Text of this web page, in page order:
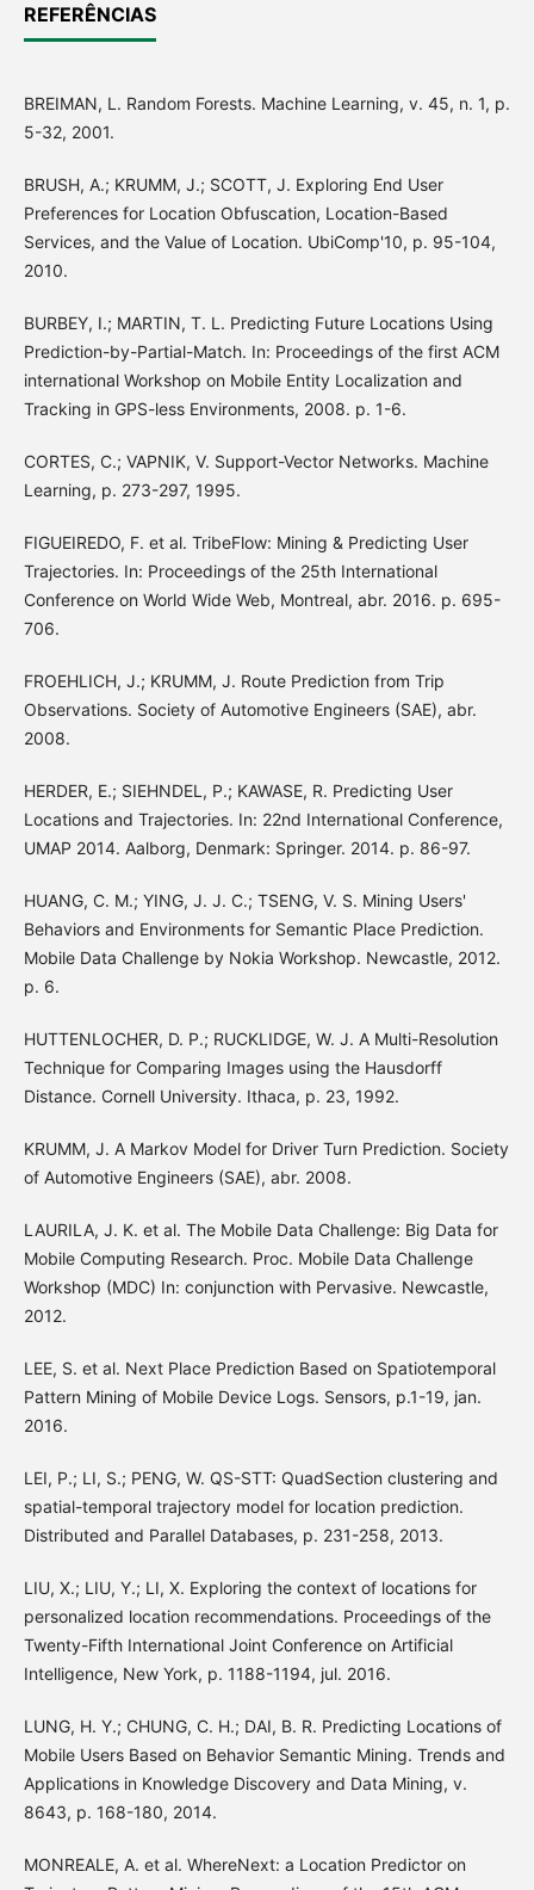
REFERÊNCIAS
BREIMAN, L. Random Forests. Machine Learning, v. 45, n. 1, p.
5-32, 2001.
BRUSH, A.; KRUMM, J.; SCOTT, J. Exploring End User
Preferences for Location Obfuscation, Location-Based
Services, and the Value of Location. UbiComp'10, p. 95-104,
2010.
BURBEY, I.; MARTIN, T. L. Predicting Future Locations Using
Prediction-by-Partial-Match. In: Proceedings of the first ACM
international Workshop on Mobile Entity Localization and
Tracking in GPS-less Environments, 2008. p. 1-6.
CORTES, C.; VAPNIK, V. Support-Vector Networks. Machine
Learning, p. 273-297, 1995.
FIGUEIREDO, F. et al. TribeFlow: Mining & Predicting User
Trajectories. In: Proceedings of the 25th International
Conference on World Wide Web, Montreal, abr. 2016. p. 695-
706.
FROEHLICH, J.; KRUMM, J. Route Prediction from Trip
Observations. Society of Automotive Engineers (SAE), abr.
2008.
HERDER, E.; SIEHNDEL, P.; KAWASE, R. Predicting User
Locations and Trajectories. In: 22nd International Conference,
UMAP 2014. Aalborg, Denmark: Springer. 2014. p. 86-97.
HUANG, C. M.; YING, J. J. C.; TSENG, V. S. Mining Users'
Behaviors and Environments for Semantic Place Prediction.
Mobile Data Challenge by Nokia Workshop. Newcastle, 2012.
p. 6.
HUTTENLOCHER, D. P.; RUCKLIDGE, W. J. A Multi-Resolution
Technique for Comparing Images using the Hausdorff
Distance. Cornell University. Ithaca, p. 23, 1992.
KRUMM, J. A Markov Model for Driver Turn Prediction. Society
of Automotive Engineers (SAE), abr. 2008.
LAURILA, J. K. et al. The Mobile Data Challenge: Big Data for
Mobile Computing Research. Proc. Mobile Data Challenge
Workshop (MDC) In: conjunction with Pervasive. Newcastle,
2012.
LEE, S. et al. Next Place Prediction Based on Spatiotemporal
Pattern Mining of Mobile Device Logs. Sensors, p.1-19, jan.
2016.
LEI, P.; LI, S.; PENG, W. QS-STT: QuadSection clustering and
spatial-temporal trajectory model for location prediction.
Distributed and Parallel Databases, p. 231-258, 2013.
LIU, X.; LIU, Y.; LI, X. Exploring the context of locations for
personalized location recommendations. Proceedings of the
Twenty-Fifth International Joint Conference on Artificial
Intelligence, New York, p. 1188-1194, jul. 2016.
LUNG, H. Y.; CHUNG, C. H.; DAI, B. R. Predicting Locations of
Mobile Users Based on Behavior Semantic Mining. Trends and
Applications in Knowledge Discovery and Data Mining, v.
8643, p. 168-180, 2014.
MONREALE, A. et al. WhereNext: a Location Predictor on